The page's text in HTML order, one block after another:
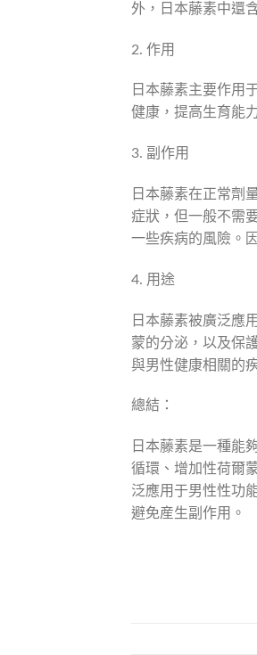
外，日本藤素中還
2. 作用
日本藤素主要作用
健康，提高生育能
3. 副作用
日本藤素在正常劑
症狀，但一般不需
一些疾病的風險。
4. 用途
日本藤素被廣泛應
蒙的分泌，以及保
與男性健康相關的
總結：
日本藤素是一種能
循環、增加性荷爾
泛應用于男性性功
避免産生副作用。